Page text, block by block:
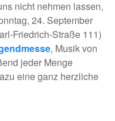
nicht nehmen lassen,
24. September
Friedrich-Straße 111)
, Musik von
jeder Menge
eine ganz herzliche